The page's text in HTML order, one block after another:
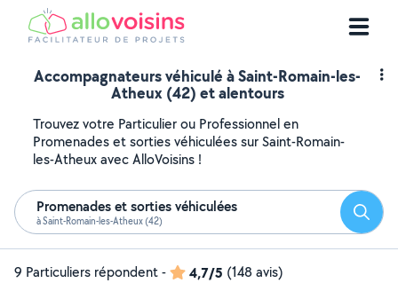
Accompagnateurs véhiculé à Saint-Romain-les-
Atheux (42) et alentours
Trouvez votre Particulier ou Professionnel en
Promenades et sorties véhiculées sur Saint-Romain-
les-Atheux avec AlloVoisins !
Promenades et sorties véhiculées
à Saint-Romain-les-Atheux (42)
9 Particuliers répondent- 4,7/5 (148 avis)